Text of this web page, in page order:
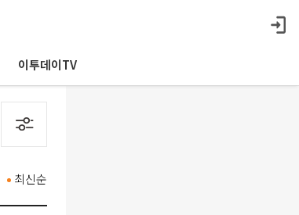
이투데이TV
최신순